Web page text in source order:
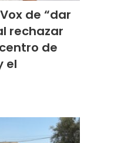
de “dar
rechazar
de
el